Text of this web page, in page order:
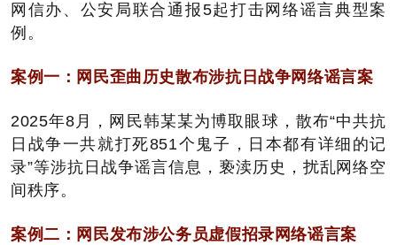
网信办、公安局联合通报5起打击网络谣言典型案
例。
案例一：网民歪曲历史散布涉抗日战争网络谣言案
2025年8月，网民韩某某为博取眼球，散布“中共抗
日战争一共就打死851个鬼子，日本都有详细的记
录”等涉抗日战争谣言信息，亵渎历史，扰乱网络空
间秩序。
案例二：网民发布涉公务员虚假招录网络谣言案